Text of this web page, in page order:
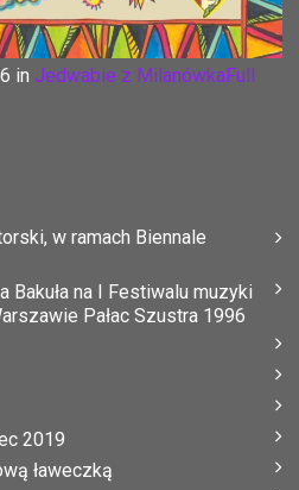
in Jedwabie z MilanówkaFull
w ramach Biennale
Bakuła na I Festiwalu muzyki
Pałac Szustra 1996
2019
ławeczką